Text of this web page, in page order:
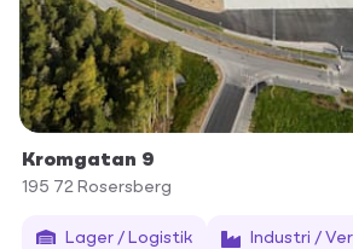
Kromgatan 9
195 72 Rosersberg
Lager / Logistik Industri /